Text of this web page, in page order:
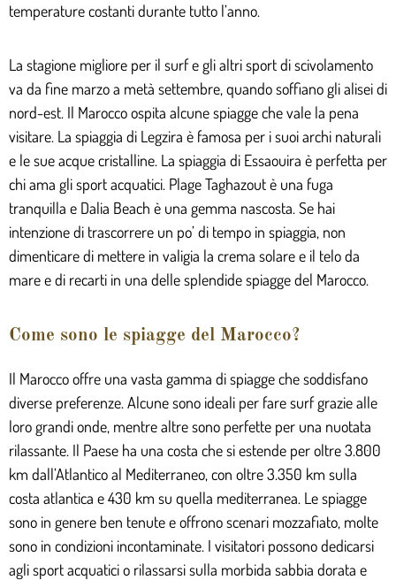
temperature costanti durante tutto l’anno.
La stagione migliore per il surf e gli altri sport di scivolamento
va da fine marzo a metà settembre, quando soffiano gli alisei di
nord-est. Il Marocco ospita alcune spiagge che vale la pena
visitare. La spiaggia di Legzira è famosa per i suoi archi naturali
e le sue acque cristalline. La spiaggia di Essaouira è perfetta per
chi ama gli sport acquatici. Plage Taghazout è una fuga
tranquilla e Dalia Beach è una gemma nascosta. Se hai
intenzione di trascorrere un po’ di tempo in spiaggia, non
dimenticare di mettere in valigia la crema solare e il telo da
mare e di recarti in una delle splendide spiagge del Marocco.
Come sono le spiagge del Marocco?
Il Marocco offre una vasta gamma di spiagge che soddisfano
diverse preferenze. Alcune sono ideali per fare surf grazie alle
loro grandi onde, mentre altre sono perfette per una nuotata
rilassante. Il Paese ha una costa che si estende per oltre 3.800
km dall’Atlantico al Mediterraneo, con oltre 3.350 km sulla
costa atlantica e 430 km su quella mediterranea. Le spiagge
sono in genere ben tenute e offrono scenari mozzafiato, molte
sono in condizioni incontaminate. I visitatori possono dedicarsi
agli sport acquatici o rilassarsi sulla morbida sabbia dorata e